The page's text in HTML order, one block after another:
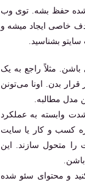
شده حفظ بشه. توی وب
خاصی ایجاد میشه و
بشناسید.
مثلاً راجع به یک
بدن. اونا می‌تونن
مدل مطالبه.
وابسته به عملکرد
کسب و کار یا سایت
را متحول سازند. این
و محتوای سئو شده